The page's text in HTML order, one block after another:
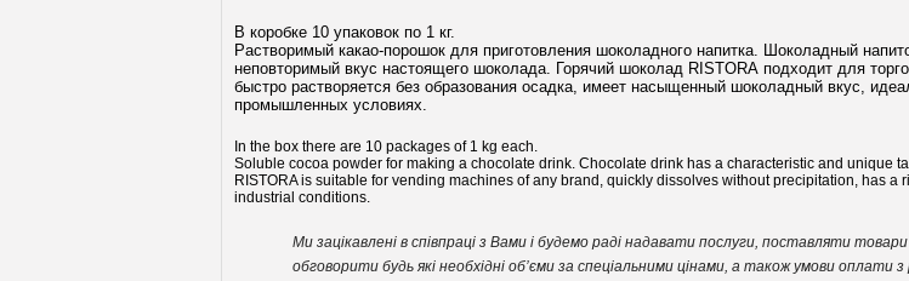
В коробке 10 упаковок по 1 кг.
Растворимый какао-порошок для приготовления шоколадного напитка. Шоколадный
неповторимый вкус настоящего шоколада. Горячий шоколад RISTORA подходит для
быстро растворяется без образования осадка, имеет насыщенный шоколадный вкус,
промышленных условиях.
In the box there are 10 packages of 1 kg each.
Soluble cocoa powder for making a chocolate drink. Chocolate drink has a characteristic and unique
RISTORA is suitable for vending machines of any brand, quickly dissolves without precipitation, has a
industrial conditions.
Ми зацікавлені в співпраці з Вами і будемо раді надавати послуги, поставляти
обговорити будь які необхідні об’єми за спеціальними цінами, а також умови оплати